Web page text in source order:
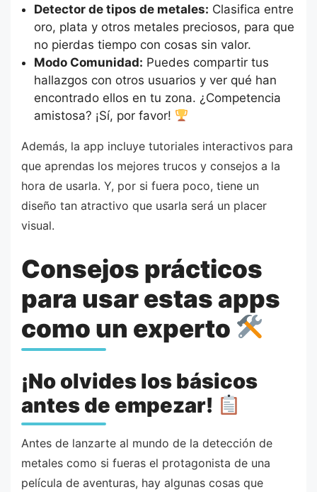
Detector de tipos de metales: Clasifica entre
oro, plata y otros metales preciosos, para que
no pierdas tiempo con cosas sin valor.
Modo Comunidad: Puedes compartir tus
hallazgos con otros usuarios y ver qué han
encontrado ellos en tu zona. ¿Competencia
amistosa? ¡Sí, por favor!
Además, la app incluye tutoriales interactivos para
que aprendas los mejores trucos y consejos a la
hora de usarla. Y, por si fuera poco, tiene un
diseño tan atractivo que usarla será un placer
visual.
Consejos prácticos
para usar estas apps
como un experto
¡No olvides los básicos
antes de empezar!
Antes de lanzarte al mundo de la detección de
metales como si fueras el protagonista de una
película de aventuras, hay algunas cosas que